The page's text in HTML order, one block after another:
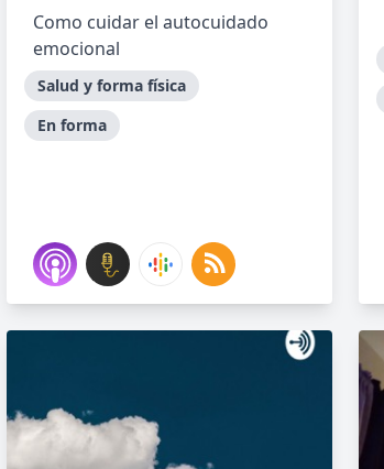
Como cuidar el autocuidado
emocional
Salud y forma física
En forma